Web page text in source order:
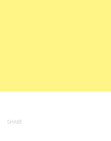
SHARE